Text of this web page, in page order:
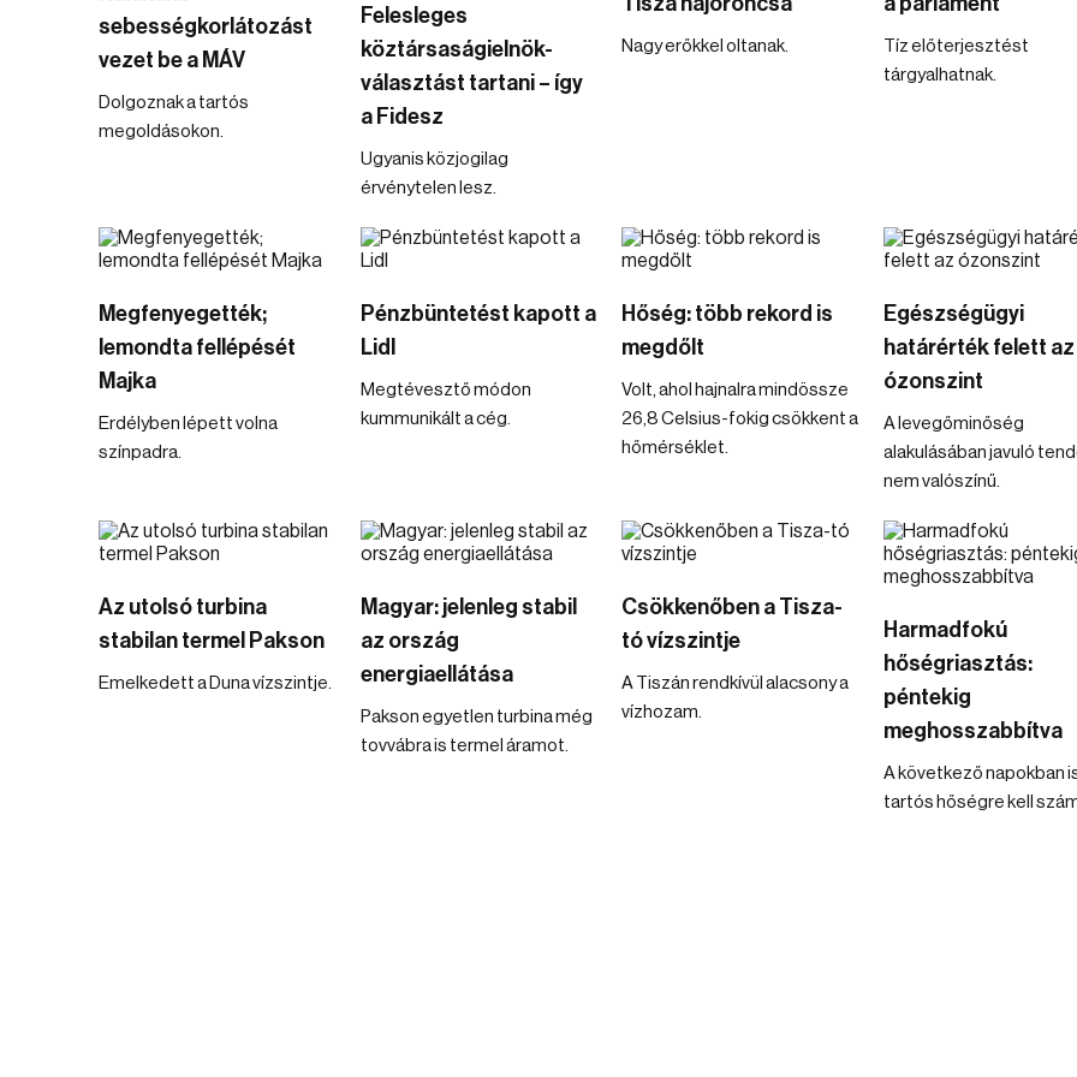
sebességkorlátozást
vezet be a MÁV
Dolgoznak a tartós
megoldásokon.
Felesleges
köztársaságielnök-
választást tartani – így
a Fidesz
Ugyanis közjogilag
érvénytelen lesz.
Nagy erőkkel oltanak.
Tíz előterjesztést
tárgyalhatnak.
Megfenyegették;
lemondta fellépését
Majka
Erdélyben lépett volna
színpadra.
Pénzbüntetést kapott a
Lidl
Megtévesztő módon
kummunikált a cég.
Hőség: több rekord is
megdőlt
Volt, ahol hajnalra mindössze
26,8 Celsius-fokig csökkent a
hőmérséklet.
Egészségügyi
határérték felett az
ózonszint
A levegőminőség
alakulásában javuló
nem valószínű.
Az utolsó turbina
stabilan termel Pakson
Emelkedett a Duna vízszintje.
Magyar: jelenleg stabil
az ország
energiaellátása
Pakson egyetlen turbina még
tovvábra is termel áramot.
Csökkenőben a Tisza-
tó vízszintje
A Tiszán rendkívül alacsony a
vízhozam.
Harmadfokú
hőségriasztás:
péntekig
meghosszabbítva
A következő napokban
tartós hőségre kell